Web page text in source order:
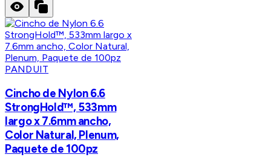
PANDUIT
Cincho de Nylon 6.6
StrongHold™, 533mm
largo x 7.6mm ancho,
Color Natural, Plenum,
Paquete de 100pz